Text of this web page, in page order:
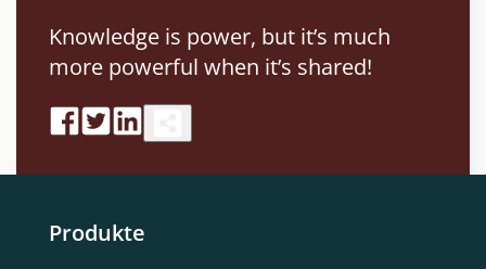
Knowledge is power, but it’s much
more powerful when it’s shared!
Produkte